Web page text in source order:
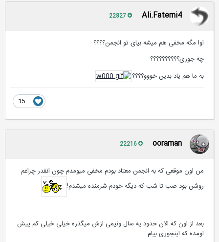
Ali.Fatemi4
اوا مگه مخفی هم میشه بیای تو انجمن؟؟؟؟
چه جوری؟؟؟؟؟؟؟؟؟؟
به ما هم یاد بدین خووو؟؟؟؟
ooraman
من اون موقعی که به انجمن معتاد بودم مخفی میومدم چون انقدر چراغم
روشن بود صب تا شب که دیگه خودم شرمنده میشدم!
بعد از اون که الان حدود یه سال ونیمی ازش میگذره خیلی خیلی کم پیش
اومده که اینجوری بیام